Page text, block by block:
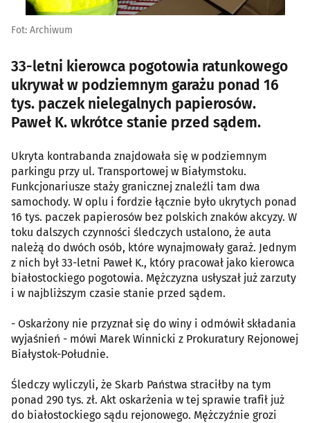
Fot: Archiwum
33-letni kierowca pogotowia ratunkowego
ukrywał w podziemnym garażu ponad 16
tys. paczek nielegalnych papierosów.
Paweł K. wkrótce stanie przed sądem.
Ukryta kontrabanda znajdowała się w podziemnym
parkingu przy ul. Transportowej w Białymstoku.
Funkcjonariusze staży granicznej znaleźli tam dwa
samochody. W oplu i fordzie łącznie było ukrytych ponad
16 tys. paczek papierosów bez polskich znaków akcyzy. W
toku dalszych czynności śledczych ustalono, że auta
należą do dwóch osób, które wynajmowały garaż. Jednym
z nich był 33-letni Paweł K., który pracował jako kierowca
białostockiego pogotowia. Mężczyzna usłyszał już zarzuty
i w najbliższym czasie stanie przed sądem.
- Oskarżony nie przyznał się do winy i odmówił składania
wyjaśnień - mówi Marek Winnicki z Prokuratury Rejonowej
Białystok-Południe.
Śledczy wyliczyli, że Skarb Państwa straciłby na tym
ponad 290 tys. zł. Akt oskarżenia w tej sprawie trafił już
do białostockiego sądu rejonowego. Mężczyźnie grozi